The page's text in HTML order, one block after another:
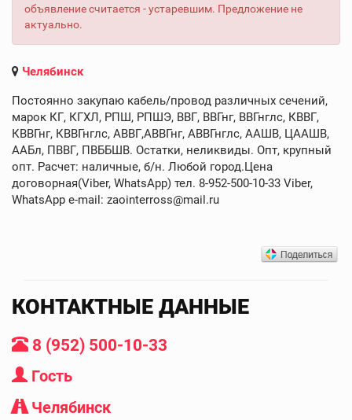
объявление считается - устаревшим. Предложение не
актуально.
Челябинск
Постоянно закупаю кабель/провод различных сечений,
марок КГ, КГХЛ, РПШ, РПШЭ, ВВГ, ВВГнг, ВВГнглс, КВВГ,
КВВГнг, КВВГнглс, АВВГ,АВВГнг, АВВГнглс, ААШВ, ЦААШВ,
ААБл, ПВВГ, ПВББШВ. Остатки, неликвиды. Опт, крупный
опт. Расчет: наличные, б/н. Любой город.Цена
договорная(Viber, WhatsApp) тел. 8-952-500-10-33 Viber,
WhatsApp e-mail: zaointerross@mail.ru
КОНТАКТНЫЕ ДАННЫЕ
8 (952) 500-10-33
Гость
Челябинск